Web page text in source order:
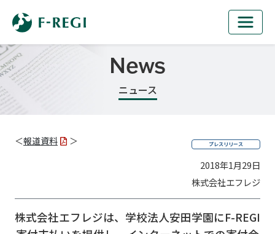
News
ニュース
＜報道資料 ＞ プレスリリース
2018年1月29日
株式会社エフレジ
株式会社エフレジは、学校法人安田学園にF-REGI